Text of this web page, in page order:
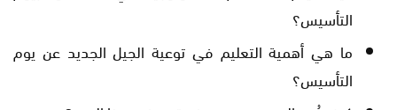
التأسيس؟
ما هي أهمية التعليم في توعية الجيل الجديد عن يوم
التأسيس؟